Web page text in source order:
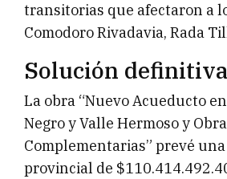
transitorias que afectaron a
Comodoro Rivadavia, Rada
Solución definitiva
La obra “Nuevo Acueducto
Negro y Valle Hermoso y
Complementarias” prevé
provincial de